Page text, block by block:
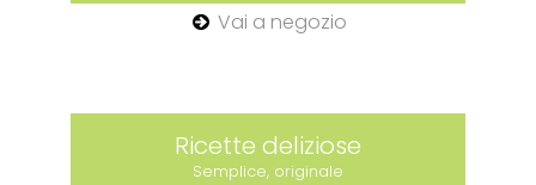
Vai a negozio
Ricette deliziose
Semplice, originale